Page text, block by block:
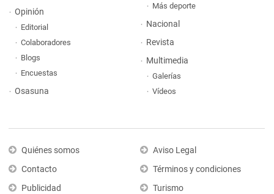
Opinión
Editorial
Colaboradores
Blogs
Encuestas
Osasuna
Más deporte
Nacional
Revista
Multimedia
Galerías
Vídeos
Quiénes somos
Contacto
Publicidad
Aviso Legal
Términos y condiciones
Turismo